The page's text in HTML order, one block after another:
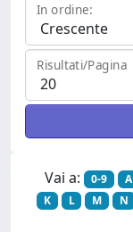
In ordine:
Risultati/Pagina
Vai a: 0-9 A
K
L M N